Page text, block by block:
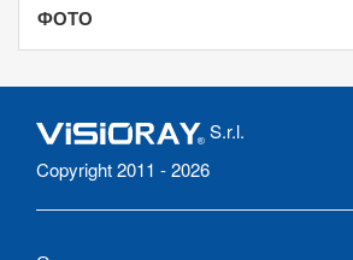
ФОТО
S.r.l.
Copyright 2011 - 2026